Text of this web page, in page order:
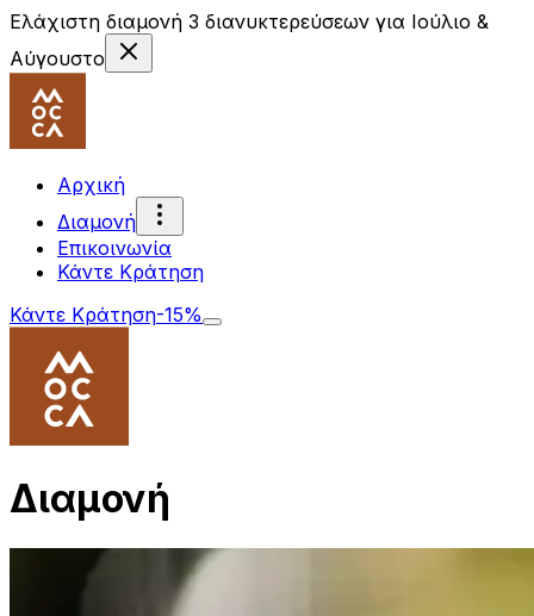
Ελάχιστη διαμονή 3 διανυκτερεύσεων για Ιούλιο &
Αύγουστο
Αρχική
Διαμονή
Επικοινωνία
Κάντε Κράτηση
Κάντε Κράτηση-15%
Διαμονή